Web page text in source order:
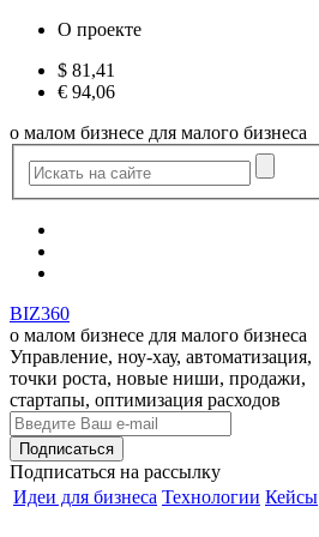
О проекте
$ 81,41
€ 94,06
о малом бизнесе для малого бизнеса
BIZ360
о малом бизнесе для малого бизнеса
Управление, ноу-хау, автоматизация,
точки роста, новые ниши, продажи,
стартапы, оптимизация расходов
Подписаться на рассылку
Идеи для бизнеса Технологии Кейсы